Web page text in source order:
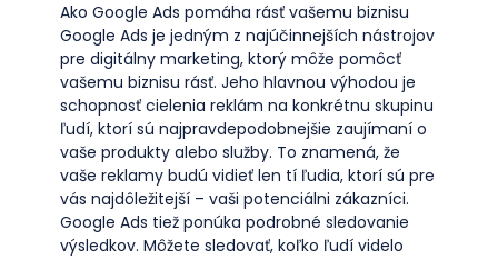
Ako Google Ads pomáha rásť vašemu biznisu
Google Ads je jedným z najúčinnejších nástrojov
pre digitálny marketing, ktorý môže pomôcť
vašemu biznisu rásť. Jeho hlavnou výhodou je
schopnosť cielenia reklám na konkrétnu skupinu
ľudí, ktorí sú najpravdepodobnejšie zaujímaní o
vaše produkty alebo služby. To znamená, že
vaše reklamy budú vidieť len tí ľudia, ktorí sú pre
vás najdôležitejší – vaši potenciálni zákazníci.
Google Ads tiež ponúka podrobné sledovanie
výsledkov. Môžete sledovať, koľko ľudí videlo